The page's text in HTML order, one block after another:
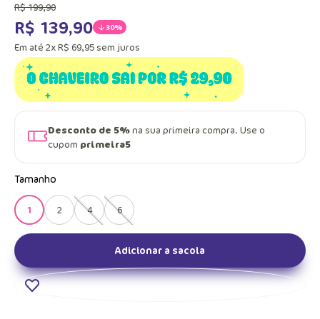
R$199,90
R$ 139,90 30%
Em até 2xR$ 69,95 sem juros
Desconto de 5%na sua primeira compra. Use o
cupom primeira5
Tamanho
1 2 4 6
Adicionar a sacola